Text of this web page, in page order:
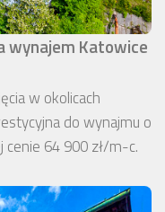
wynajem Katowice
w okolicach
do wynajmu o
64 900 zł/m-c.